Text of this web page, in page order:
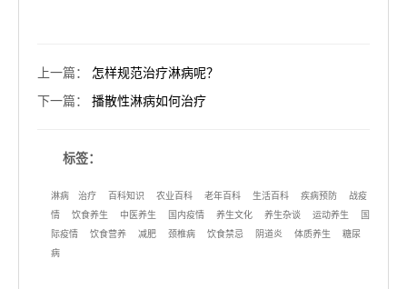
上一篇： 怎样规范治疗淋病呢？
下一篇： 播散性淋病如何治疗
标签：
淋病 治疗 百科知识 农业百科 老年百科 生活百科 疾病预防
战疫
情
饮食养生 中医养生 国内疫情 养生文化 养生杂谈 运动养生
国
际疫情
饮食营养 减肥 颈椎病 饮食禁忌 阴道炎 体质养生
糖尿
病